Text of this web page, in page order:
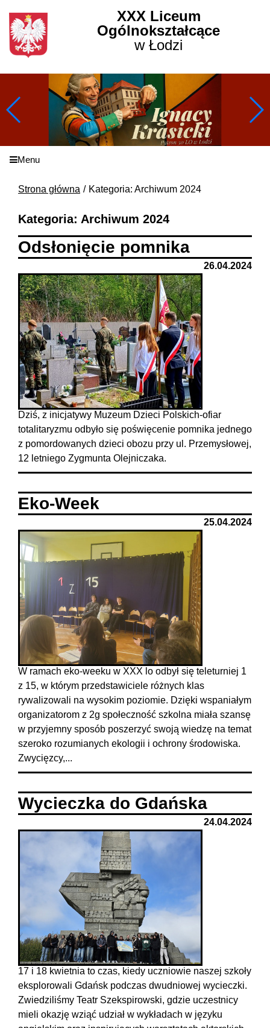
XXX Liceum
Ogólnokształcące
w Łodzi
Menu
Strona główna Kategoria: Archiwum 2024
Kategoria: Archiwum 2024
Odsłonięcie pomnika
26.04.2024
Dziś, z inicjatywy Muzeum Dzieci Polskich-ofiar
totalitaryzmu odbyło się poświęcenie pomnika jednego
z pomordowanych dzieci obozu przy ul. Przemysłowej,
12 letniego Zygmunta Olejniczaka.
Eko-Week
25.04.2024
W ramach eko-weeku w XXX lo odbył się teleturniej 1
z 15, w którym przedstawiciele różnych klas
rywalizowali na wysokim poziomie. Dzięki wspaniałym
organizatorom z 2g społeczność szkolna miała szansę
w przyjemny sposób poszerzyć swoją wiedzę na temat
szeroko rozumianych ekologii i ochrony środowiska.
Zwycięzcy,...
Wycieczka do Gdańska
24.04.2024
17 i 18 kwietnia to czas, kiedy uczniowie naszej szkoły
eksplorowali Gdańsk podczas dwudniowej wycieczki.
Zwiedziliśmy Teatr Szekspirowski, gdzie uczestnicy
mieli okazję wziąć udział w wykładach w języku